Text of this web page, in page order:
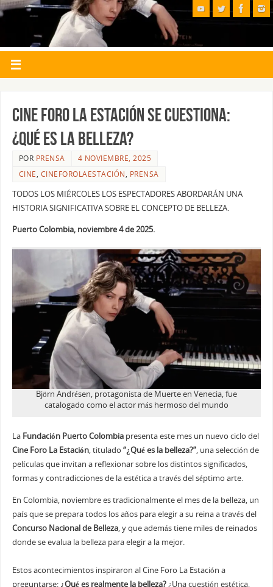
Cine Foro La Estación se cuestiona:
¿Qué es la belleza?
POR PRENSA
4 NOVIEMBRE, 2025
CINE, CINEFOROLAESTACIÓN, PRENSA
TODOS LOS MIÉRCOLES LOS ESPECTADORES ABORDARÁN UNA
HISTORIA SIGNIFICATIVA SOBRE EL CONCEPTO DE BELLEZA.
Puerto Colombia, noviembre 4 de 2025.
Björn Andrésen, protagonista de Muerte en Venecia, fue
catalogado como el actor más hermoso del mundo
La Fundación Puerto Colombiapresenta este mes un nuevo ciclo del
Cine Foro La Estación, titulado “¿Qué es la belleza?”, una selección de
películas que invitan a reflexionar sobre los distintos significados,
formas y contradicciones de la estética a través del séptimo arte.
En Colombia, noviembre es tradicionalmente el mes de la belleza, un
país que se prepara todos los años para elegir a su reina a través del
Concurso Nacional de Belleza, y que además tiene miles de reinados
donde se evalua la belleza para elegir a la mejor.
Estos acontecimientos inspiraron al Cine Foro La Estación a
preguntarse: ¿Qué es realmente la belleza?¿Una cuestión estética,